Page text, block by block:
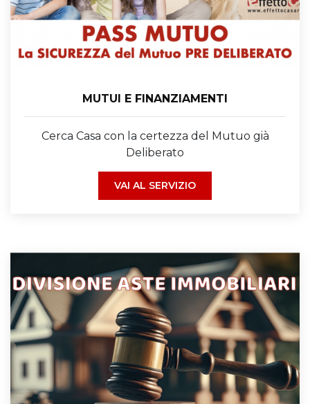
MUTUI E FINANZIAMENTI
Cerca Casa con la certezza del Mutuo già
Deliberato
VAI AL SERVIZIO